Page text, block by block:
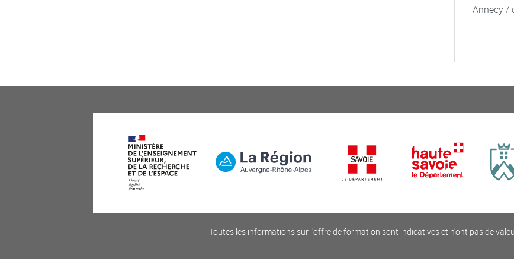
Annecy /
Toutes les informations sur l'offre de formation sont indicatives et n'ont pas de